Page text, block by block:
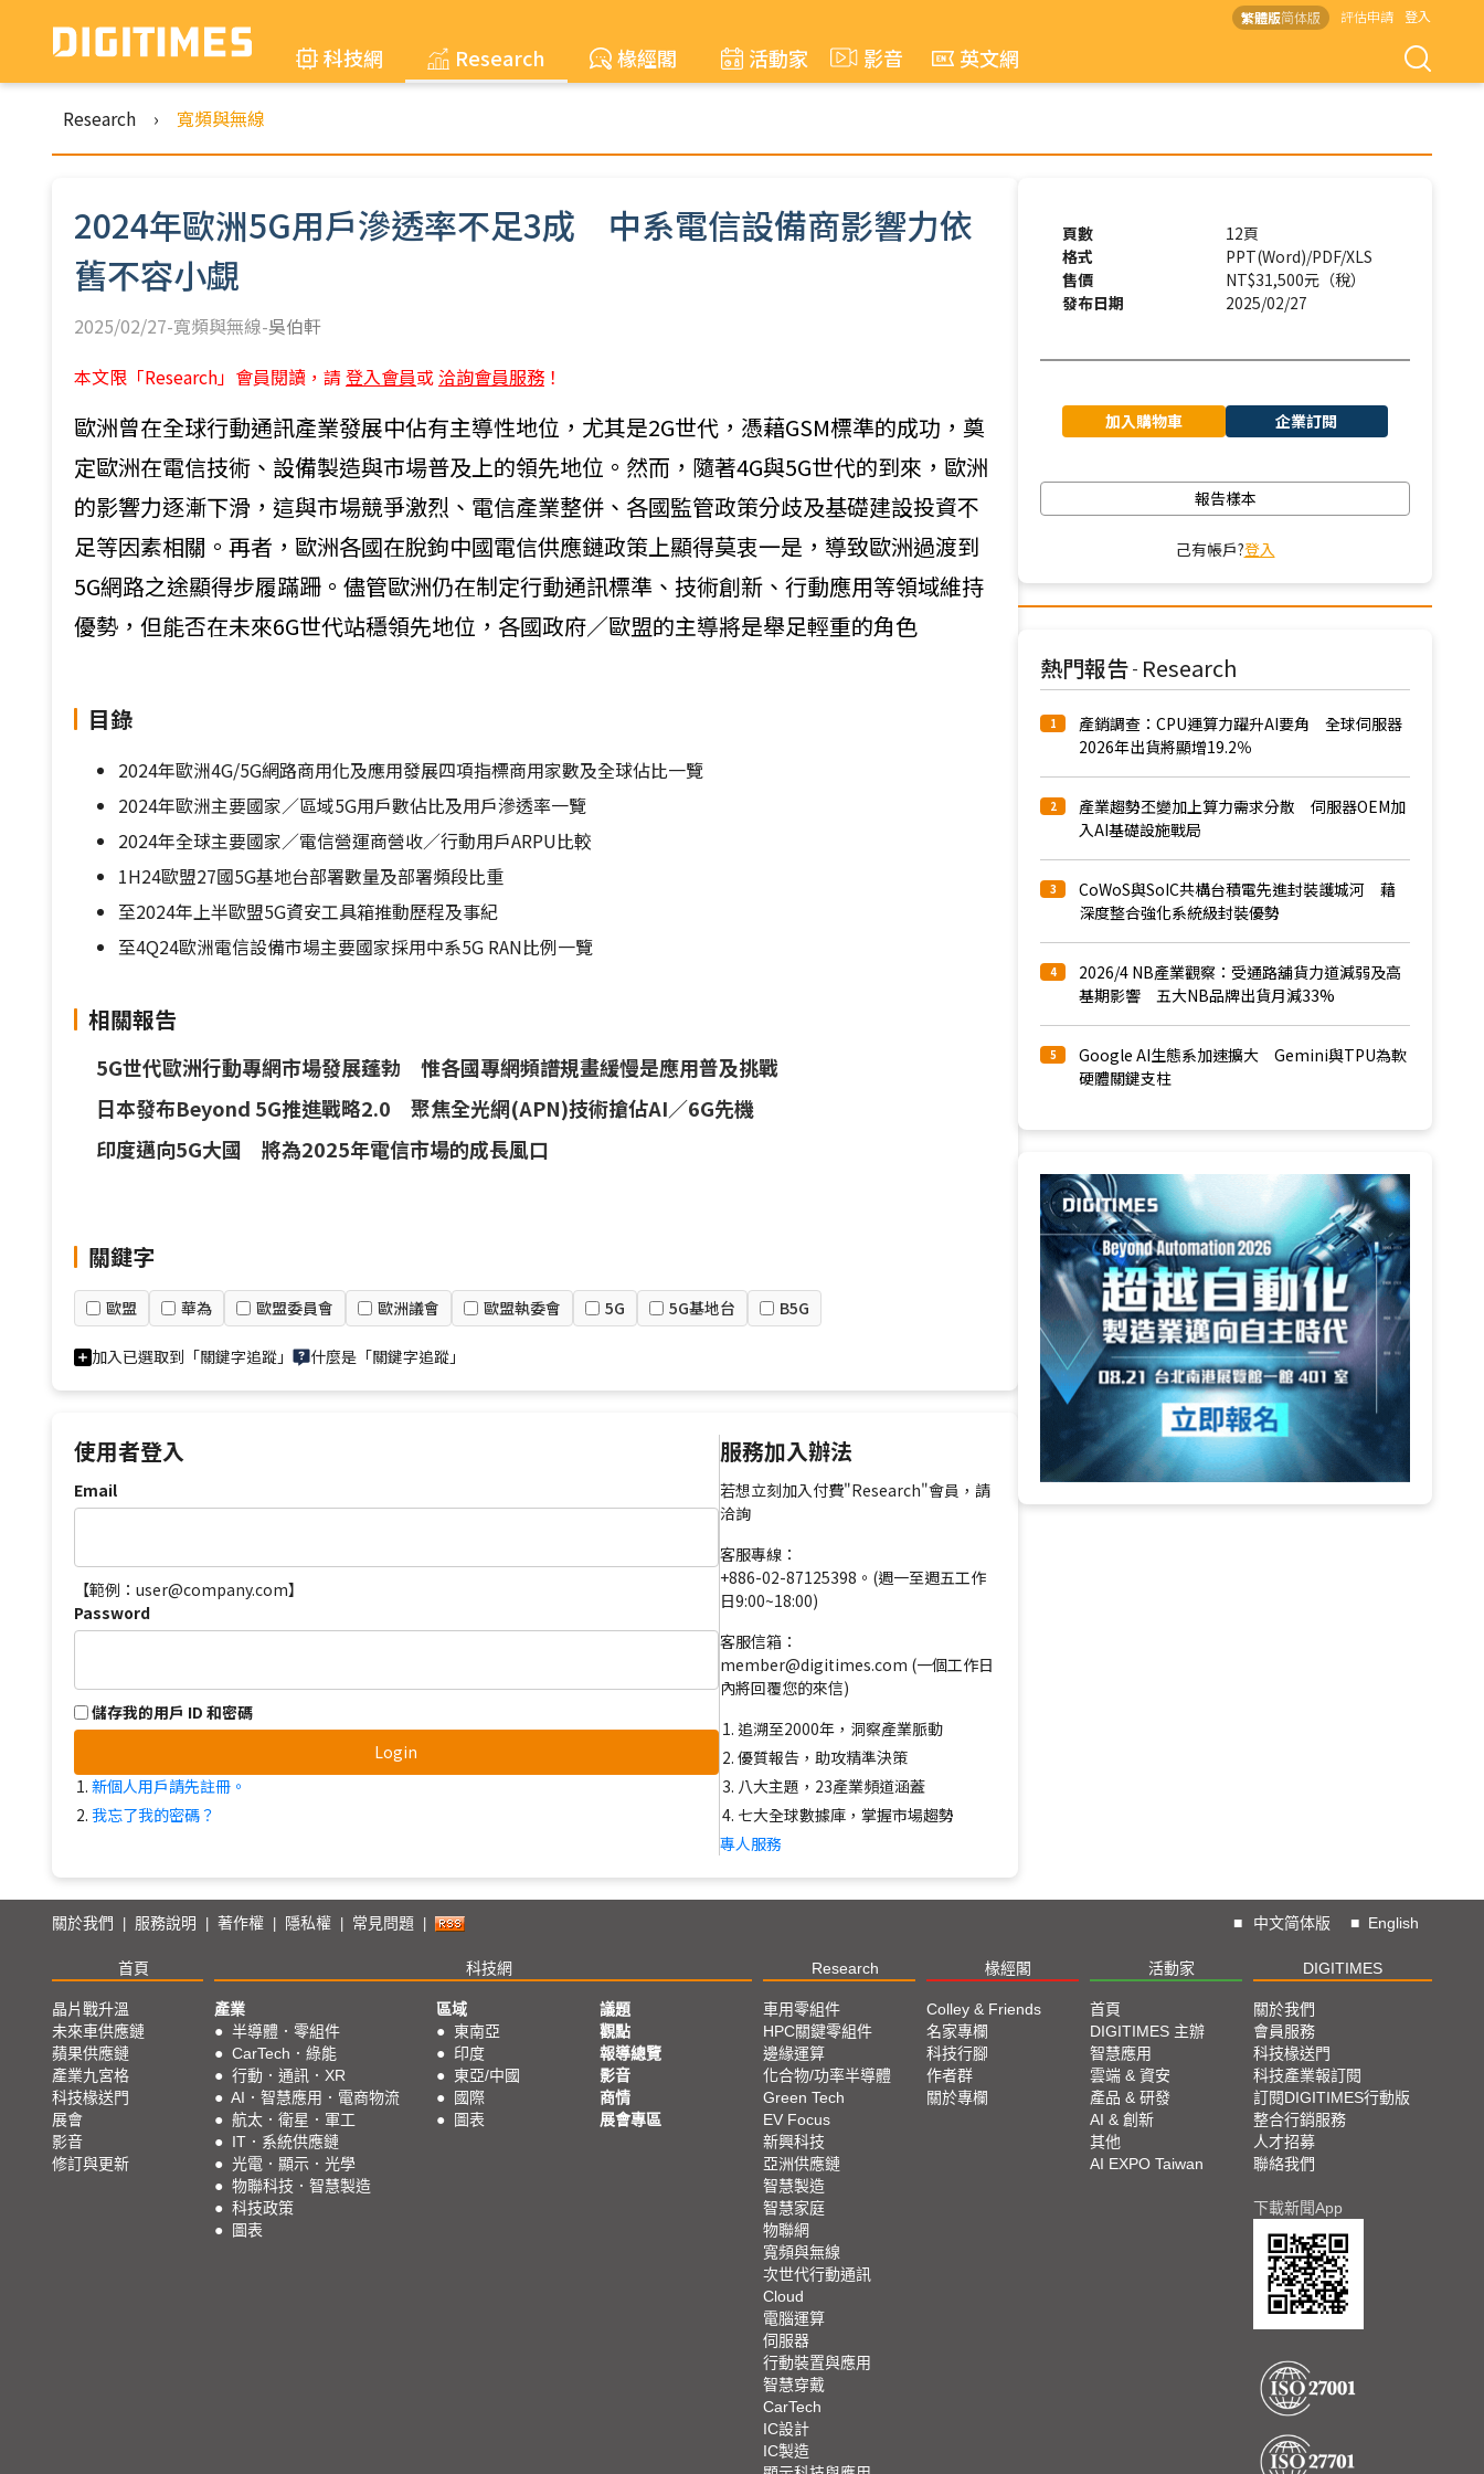
繁體版简体版 評估申請 登入
科技網 Research 椽經閣 活動家 影音 英文網
Research › 寬頻與無線
2024年歐洲5G用戶滲透率不足3成 中系電信設備商影響力依
舊不容小覷
2025/02/27-寬頻與無線-吳伯軒
本文限「Research」會員閱讀，請 登入會員或 洽詢會員服務 ！
歐洲曾在全球行動通訊產業發展中佔有主導性地位，尤其是2G世代，憑藉GSM標準的成功，奠
定歐洲在電信技術、設備製造與市場普及上的領先地位。然而，隨著4G與5G世代的到來，歐洲
的影響力逐漸下滑，這與市場競爭激烈、電信產業整併、各國監管政策分歧及基礎建設投資不
足等因素相關。再者，歐洲各國在脫鉤中國電信供應鏈政策上顯得莫衷一是，導致歐洲過渡到
5G網路之途顯得步履蹣跚。儘管歐洲仍在制定行動通訊標準、技術創新、行動應用等領域維持
優勢，但能否在未來6G世代站穩領先地位，各國政府／歐盟的主導將是舉足輕重的角色
目錄
2024年歐洲4G/5G網路商用化及應用發展四項指標商用家數及全球佔比一覽
2024年歐洲主要國家／區域5G用戶數佔比及用戶滲透率一覽
2024年全球主要國家／電信營運商營收／行動用戶ARPU比較
1H24歐盟27國5G基地台部署數量及部署頻段比重
至2024年上半歐盟5G資安工具箱推動歷程及事紀
至4Q24歐洲電信設備市場主要國家採用中系5G RAN比例一覽
相關報告
5G世代歐洲行動專網市場發展蓬勃 惟各國專網頻譜規畫緩慢是應用普及挑戰
日本發布Beyond 5G推進戰略2.0 聚焦全光網(APN)技術搶佔AI／6G先機
印度邁向5G大國 將為2025年電信市場的成長風口
關鍵字
歐盟 華為 歐盟委員會 歐洲議會 歐盟執委會 5G 5G基地台 B5G
加入已選取到「關鍵字追蹤」 什麼是「關鍵字追蹤」
使用者登入
Email
【範例：user@company.com】
Password
儲存我的用戶 ID 和密碼
Login
新個人用戶請先註冊。
我忘了我的密碼？
服務加入辦法
若想立刻加入付費"Research"會員，請
洽詢
客服專線：
+886-02-87125398。(週一至週五工作
日9:00~18:00)
客服信箱：
member@digitimes.com (一個工作日
內將回覆您的來信)
追溯至2000年，洞察產業脈動
優質報告，助攻精準決策
八大主題，23產業頻道涵蓋
七大全球數據庫，掌握市場趨勢
專人服務
頁數
12頁
格式
PPT(Word)/PDF/XLS
售價
NT$31,500元（稅）
發布日期
2025/02/27
加入購物車 企業訂閱
報告樣本
己有帳戶?登入
熱門報告 - Research
1
產銷調查：CPU運算力躍升AI要角 全球伺服器
2026年出貨將顯增19.2％
2
產業趨勢丕變加上算力需求分散 伺服器OEM加
入AI基礎設施戰局
3
CoWoS與SoIC共構台積電先進封裝護城河 藉
深度整合強化系統級封裝優勢
4
2026/4 NB產業觀察：受通路舖貨力道減弱及高
基期影響 五大NB品牌出貨月減33%
5
Google AI生態系加速擴大 Gemini與TPU為軟
硬體關鍵支柱
關於我們 服務說明 著作權 隱私權 常見問題 ■ 中文简体版 ■ English
首頁 科技網 Research 椽經閣 活動家 DIGITIMES
晶片戰升溫
未來車供應鏈
蘋果供應鏈
產業九宮格
科技椽送門
展會
影音
修訂與更新
產業
● 半導體．零組件
● CarTech．綠能
● 行動．通訊．XR
● AI．智慧應用．電商物流
● 航太．衛星．軍工
● IT．系統供應鏈
● 光電．顯示．光學
● 物聯科技．智慧製造
● 科技政策
●
圖表
區域
● 東南亞
● 印度
● 東亞/中國
●
國際
●
圖表
議題
觀點
報導總覽
影音
商情
展會專區
車用零組件
HPC關鍵零組件
邊緣運算
化合物/功率半導體
Green Tech
EV Focus
新興科技
亞洲供應鏈
智慧製造
智慧家庭
物聯網
寬頻與無線
次世代行動通訊
Cloud
電腦運算
伺服器
行動裝置與應用
智慧穿戴
CarTech
IC設計
IC製造
Colley & Friends
名家專欄
科技行腳
作者群
關於專欄
首頁
DIGITIMES 主辦
智慧應用
雲端 & 資安
產品 & 研發
AI & 創新
其他
AI EXPO Taiwan
關於我們
會員服務
科技椽送門
科技產業報訂閱
訂閱DIGITIMES行動版
整合行銷服務
人才招募
聯絡我們
下載新聞App